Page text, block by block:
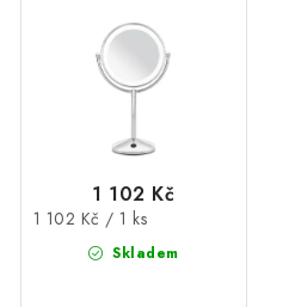
Skladem
1 102 Kč
Měrná
1 102 Kč / 1 ks